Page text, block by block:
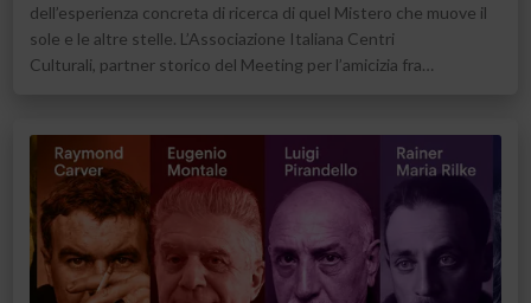
dell’esperienza concreta di ricerca di quel Mistero che muove il
sole e le altre stelle. L’Associazione Italiana Centri
Culturali, partner storico del Meeting per l’amicizia fra…